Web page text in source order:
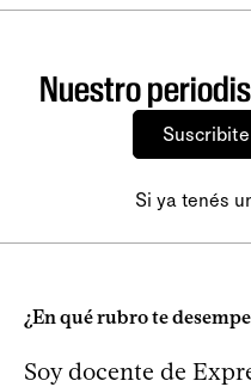
Nuestro
Si ya tenés
¿En qué rubro te
Soy docente de